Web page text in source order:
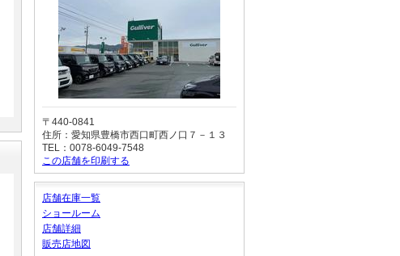
〒440-0841
住所：愛知県豊橋市西口町西ノ口７－１３
TEL：0078-6049-7548
この店舗を印刷する
店舗在庫一覧
ショールーム
店舗詳細
販売店地図